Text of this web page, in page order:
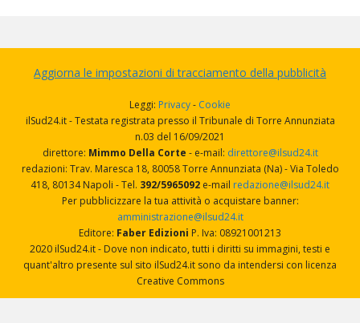
Aggiorna le impostazioni di tracciamento della pubblicità
Leggi: Privacy- Cookie
ilSud24.it - Testata registrata presso il Tribunale di Torre Annunziata
n.03 del 16/09/2021
direttore: Mimmo Della Corte - e-mail: direttore@ilsud24.it
redazioni: Trav. Maresca 18, 80058 Torre Annunziata (Na) - Via Toledo
418, 80134 Napoli - Tel. 392/5965092 e-mail redazione@ilsud24.it
Per pubblicizzare la tua attività o acquistare banner:
amministrazione@ilsud24.it
Editore: Faber Edizioni P. Iva: 08921001213
2020 ilSud24.it - Dove non indicato, tutti i diritti su immagini, testi e
quant'altro presente sul sito ilSud24.it sono da intendersi con licenza
Creative Commons